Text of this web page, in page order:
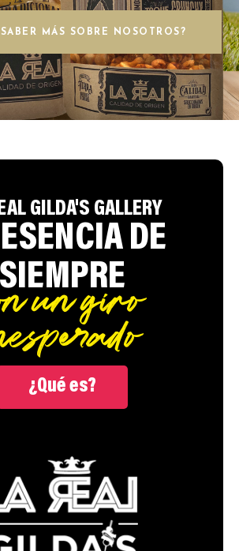
MÁS SOBRE NOSOTROS?
GILDA'S GALLERY
DE
SIEMPRE
un giro
¿Qué es?